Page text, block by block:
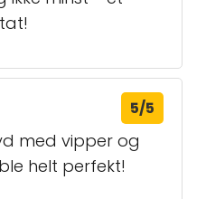
5/5
med vipper og
helt perfekt!